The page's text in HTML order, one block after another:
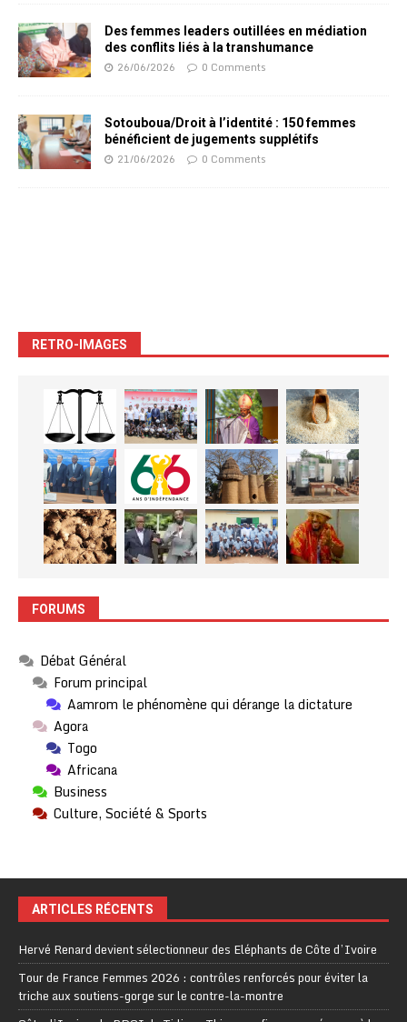
Des femmes leaders outillées en médiation
des conflits liés à la transhumance
26/06/2026 0 Comments
Sotouboua/Droit à l’identité : 150 femmes
bénéficient de jugements supplétifs
21/06/2026 0 Comments
RETRO-IMAGES
FORUMS
Débat Général
Forum principal
Aamrom le phénomène qui dérange la dictature
Agora
Togo
Africana
Business
Culture, Société & Sports
ARTICLES RÉCENTS
Hervé Renard devient sélectionneur des Eléphants de Côte d’Ivoire
Tour de France Femmes 2026 : contrôles renforcés pour éviter la
triche aux soutiens-gorge sur le contre-la-montre